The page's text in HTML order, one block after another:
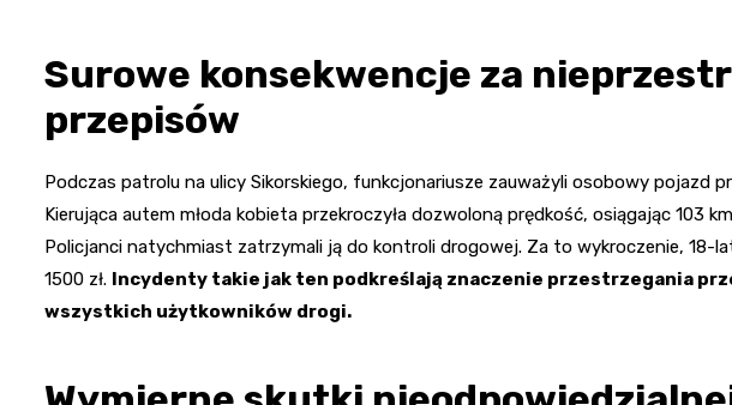
Surowe konsekwencje za
przepisów
Podczas patrolu na ulicy Sikorskiego, funkcjonariusze zauważyli osobowy pojazd
Kierująca autem młoda kobieta przekroczyła dozwoloną prędkość, osiągając 103
Policjanci natychmiast zatrzymali ją do kontroli drogowej. Za to wykroczenie, 18-
1500 zł. Incydenty takie jak ten podkreślają znaczenie przestrzegania
wszystkich użytkowników drogi.